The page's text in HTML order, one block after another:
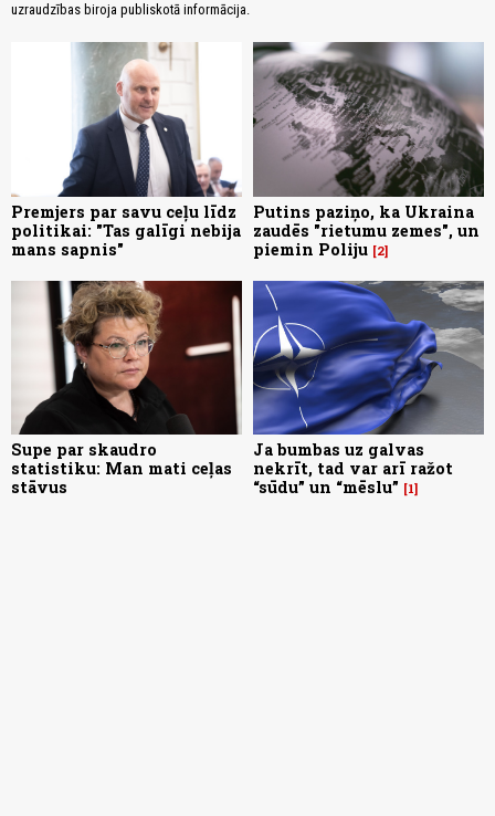
uzraudzības biroja publiskotā informācija.
Premjers par savu ceļu līdz
politikai: "Tas galīgi nebija
mans sapnis"
Putins paziņo, ka Ukraina
zaudēs "rietumu zemes", un
piemin Poliju 2
Supe par skaudro
statistiku: Man mati ceļas
stāvus
Ja bumbas uz galvas
nekrīt, tad var arī ražot
“sūdu” un “mēslu”
1